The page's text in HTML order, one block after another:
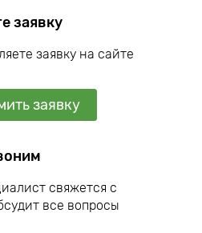
заявку
заявку на сайте
заявку
свяжется с
все вопросы